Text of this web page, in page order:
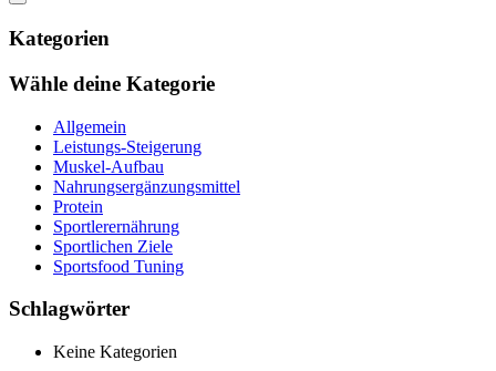
Kategorien
Wähle deine Kategorie
Allgemein
Leistungs-Steigerung
Muskel-Aufbau
Nahrungsergänzungsmittel
Protein
Sportlerernährung
Sportlichen Ziele
Sportsfood Tuning
Schlagwörter
Keine Kategorien